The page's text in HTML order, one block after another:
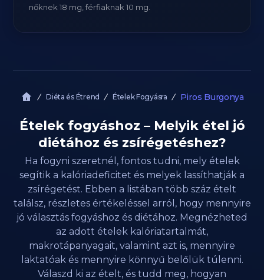
nőknek 18 mg, férfiaknak 10 mg.
Diéta és Étrend Ételek Fogyásra Piros Burgonya
Ételek fogyáshoz – Melyik étel jó
diétához és zsírégetéshez?
Ha fogyni szeretnél, fontos tudni, mely ételek
segítik a kalóriadeficitet és melyek lassíthatják a
zsírégetést. Ebben a listában több száz ételt
találsz, részletes értékeléssel arról, hogy mennyire
jó választás fogyáshoz és diétához. Megnézheted
az adott ételek kalóriatartalmát,
makrotápanyagait, valamint azt is, mennyire
laktatóak és mennyire könnyű belőlük túlenni.
Válaszd ki az ételt, és tudd meg, hogyan